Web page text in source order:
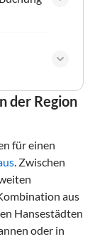
der Region
für einen
. Zwischen
aus
Hansestädten
oder in